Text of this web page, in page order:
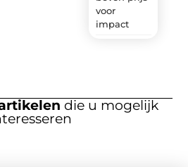
voor
impact
die u mogelijk